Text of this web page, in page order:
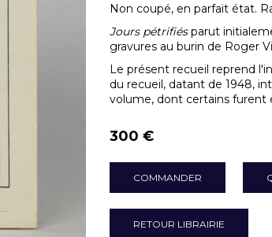
Non coupé, en parfait état.
Jours pétrifiésparut
gravures au burin de Roger
Le présent recueil reprend
du recueil, datant de 1948,
volume, dont certains furent
300 €
COMMANDER
RETOUR LIBRAIRIE